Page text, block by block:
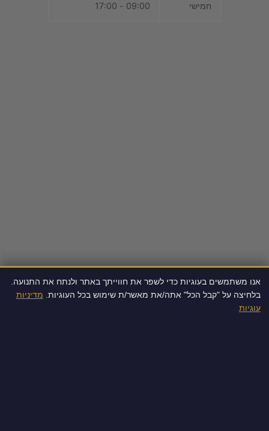
חמישי 09:00 - 17:00
אנו משתמשים בעוגיות כדי לשפר את חווייתך באתר ולנתח את התנועה.
בלחיצה על "קבל הכל" אתה/את מאשר/ת שימוש בכל העוגיות. מדיניות
עוגיות